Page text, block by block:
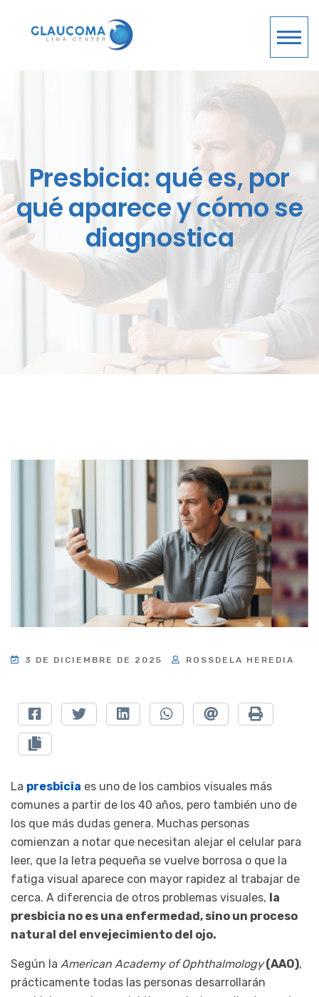
Presbicia: qué es, por
qué aparece y cómo se
diagnostica
3 DE DICIEMBRE DE 2025 ROSSDELA HEREDIA
La presbicia es uno de los cambios visuales más
comunes a partir de los 40 años, pero también uno de
los que más dudas genera. Muchas personas
comienzan a notar que necesitan alejar el celular para
leer, que la letra pequeña se vuelve borrosa o que la
fatiga visual aparece con mayor rapidez al trabajar de
cerca. A diferencia de otros problemas visuales, la
presbicia no es una enfermedad, sino un proceso
natural del envejecimiento del ojo.
Según la American Academy of Ophthalmology(AAO),
prácticamente todas las personas desarrollarán